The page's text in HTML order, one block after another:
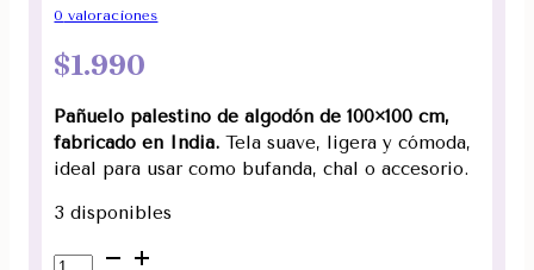
0 valoraciones
$1.990
Pañuelo palestino de algodón de 100×100 cm,
fabricado en India. Tela suave, ligera y cómoda,
ideal para usar como bufanda, chal o accesorio.
3 disponibles
Pañuelo